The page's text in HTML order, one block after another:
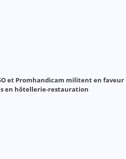
et Promhandicam militent en faveur
en hôtellerie-restauration